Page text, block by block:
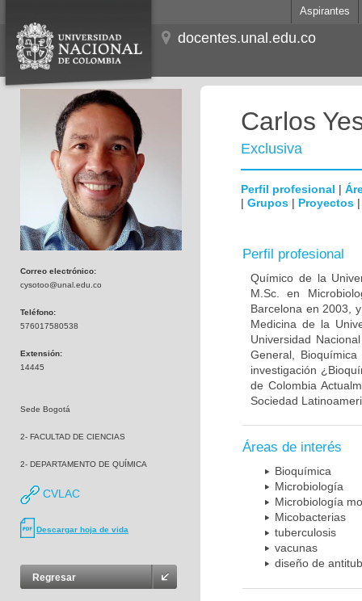
Aspirantes
docentes.unal.edu.co
Correo electrónico:
cysotoo@unal.edu.co
Teléfono:
576017580538
Extensión:
14445
Sede Bogotá
2- FACULTAD DE CIENCIAS
2- DEPARTAMENTO DE QUÍMICA
CVLAC
Descargar hoja de vida
Regresar
Carlos
Exclusiva
Perfil profesional |
| Grupos | Proyectos
Perfil profesional
Químico de la
M.Sc. en
Barcelona en 2003,
Medicina de la
Universidad
General,
investigación
de Colombia
Sociedad
Áreas de interés
Bioquímica
Microbiología
Microbiología
Micobacterias
tuberculosis
vacunas
diseño de